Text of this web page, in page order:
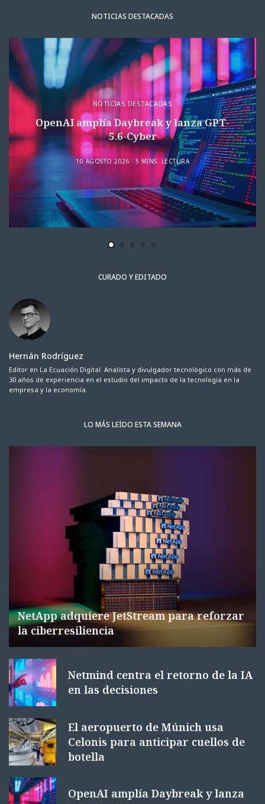
NOTICIAS DESTACADAS
NOTICIAS DESTACADAS
OpenAI amplía Daybreak y lanza GPT-
5.6-Cyber
10 AGOSTO 2026 5 MINS. LECTURA
CURADO Y EDITADO
Hernán Rodríguez
Editor en La Ecuación Digital. Analista y divulgador tecnológico con más de
30 años de experiencia en el estudio del impacto de la tecnología en la
empresa y la economía.
LO MÁS LEÍDO ESTA SEMANA
NetApp adquiere JetStream para reforzar
la ciberresiliencia
Netmind centra el retorno de la IA
en las decisiones
El aeropuerto de Múnich usa
Celonis para anticipar cuellos de
botella
OpenAI amplía Daybreak y lanza